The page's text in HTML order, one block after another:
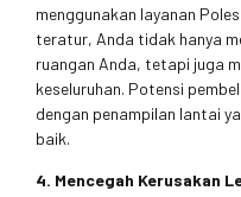
menggunakan layanan
teratur, Anda tidak hanya
ruangan Anda, tetapi juga
keseluruhan. Potensi
dengan penampilan lantai
baik.
4. Mencegah Kerusakan